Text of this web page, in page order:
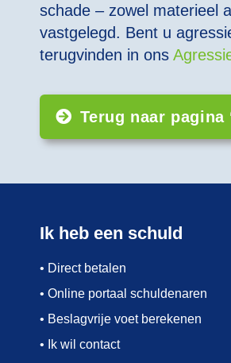
schade – zowel materieel
vastgelegd. Bent u
terugvinden in ons
Terug naar pagina
Ik heb een schuld
• Direct betalen
• Online portaal schuldenaren
• Beslagvrije voet berekenen
• Ik wil contact